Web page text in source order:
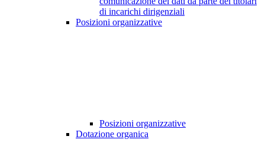
di incarichi dirigenziali
Posizioni organizzative
Posizioni organizzative
Dotazione organica